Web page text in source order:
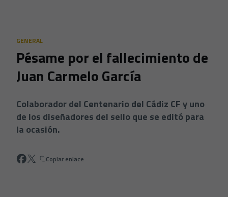
GENERAL
Pésame por el fallecimiento de
Juan Carmelo García
Colaborador del Centenario del Cádiz CF y uno
de los diseñadores del sello que se editó para
la ocasión.
Copiar enlace